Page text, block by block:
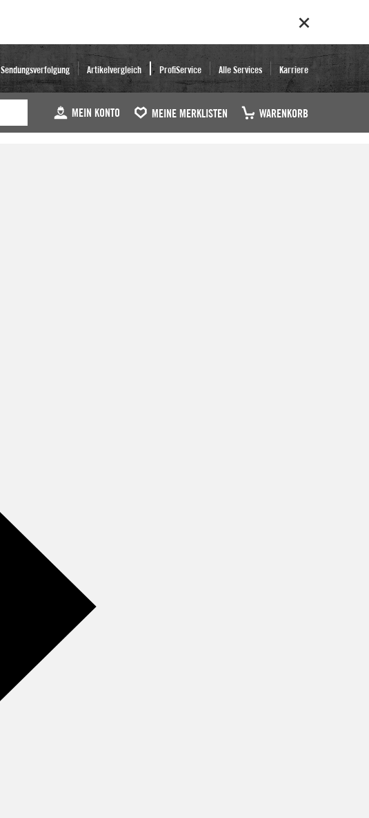
Sendungsverfolgung Artikelvergleich ProfiService Alle Services Karriere
MEIN KONTO MEINE MERKLISTEN WARENKORB